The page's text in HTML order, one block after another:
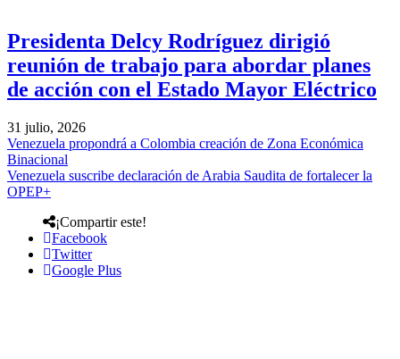
Presidenta Delcy Rodríguez dirigió
reunión de trabajo para abordar planes
de acción con el Estado Mayor Eléctrico
31 julio, 2026
Venezuela propondrá a Colombia creación de Zona Económica
Binacional
Venezuela suscribe declaración de Arabia Saudita de fortalecer la
OPEP+
¡Compartir este!
Facebook
Twitter
Google Plus